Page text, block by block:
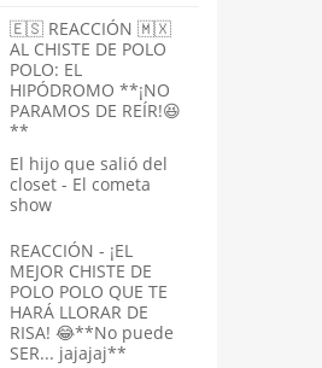
🇪🇸 REACCIÓN 🇲🇽
AL CHISTE DE POLO
POLO: EL
HIPÓDROMO **¡NO
PARAMOS DE REÍR!😆
**
El hijo que salió del
closet - El cometa
show
REACCIÓN - ¡EL
MEJOR CHISTE DE
POLO POLO QUE TE
HARÁ LLORAR DE
RISA! 😂**No puede
SER... jajajaj**